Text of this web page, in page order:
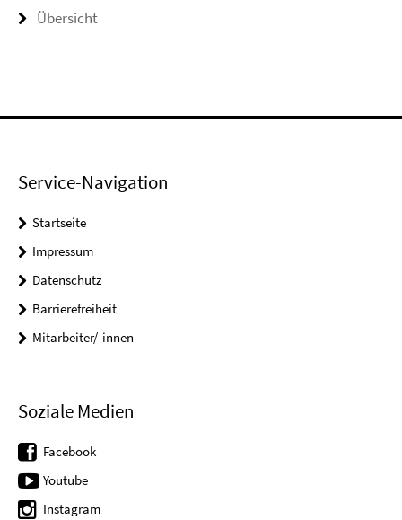
Übersicht
Service-Navigation
Startseite
Impressum
Datenschutz
Barrierefreiheit
Mitarbeiter/-innen
Soziale Medien
Facebook
Youtube
Instagram